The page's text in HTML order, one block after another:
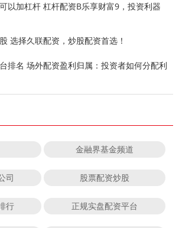
以加杠杆 杠杆配资B乐享财富9，投资利器
选择久联配资，炒股配资首选！
排名 场外配资盈利归属：投资者如何分配利
金融界基金频道
司 股票配资炒股
行 正规实盘配资平台